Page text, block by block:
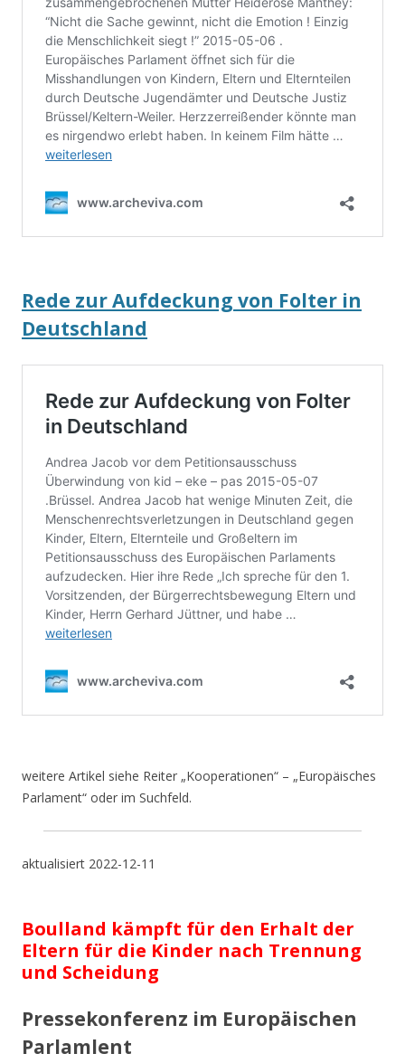
Rede zur Aufdeckung von Folter in
Deutschland
weitere Artikel siehe Reiter „Kooperationen“ – „Europäisches
Parlament“ oder im Suchfeld.
aktualisiert 2022-12-11
Boulland kämpft für den Erhalt der
Eltern für die Kinder nach Trennung
und Scheidung
Pressekonferenz im Europäischen
Parlamlent